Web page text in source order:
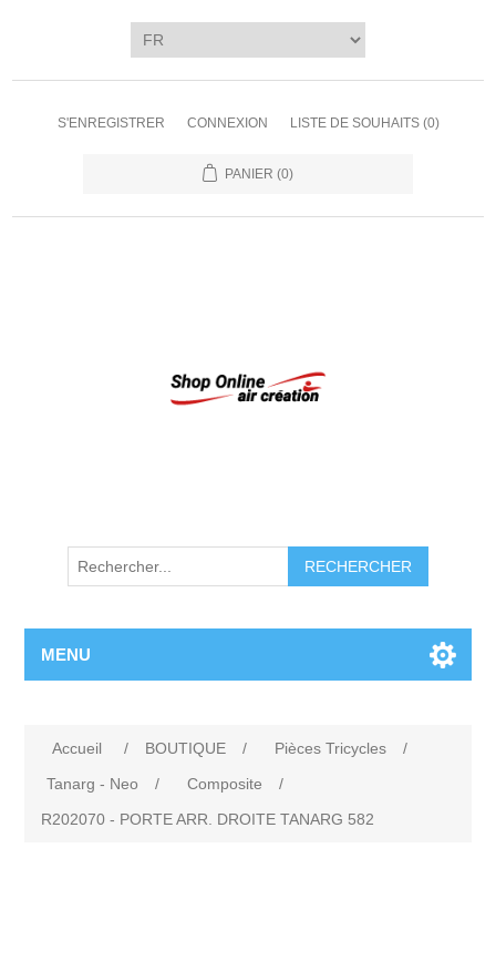
S'ENREGISTRER CONNEXION LISTE DE SOUHAITS (0)
PANIER (0)
RECHERCHER
MENU
Accueil / BOUTIQUE / Pièces Tricycles
/
Tanarg - Neo
/ Composite
/
R202070 - PORTE ARR. DROITE TANARG 582